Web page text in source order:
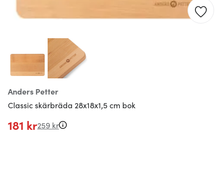
Anders Petter
Classic skärbräda 28x18x1,5 cm bok
181 kr259 kr